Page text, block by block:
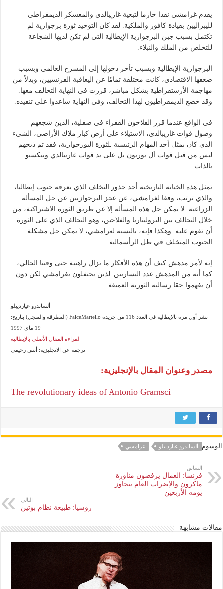
يقدم غرامشي نقدا حازما لتبعية غاريبالدي والمعسكر الديمقراطي
لليبراليين بقيادة كافور والملكية. لقد كان التوحيد ثورة برجوازية لم
تكتمل بسبب جبن البرجوازية الإيطالية التي لم تكن لديها الشجاعة
للتخلص من الملك والنبلاء.
البرجوازية الإيطالية وبسبب تأخر دخولها إلى المسرح العالمي وبسبب
ضعفها الاقتصادي، كانت مختلفة تمامًا عن اليعاقبة الفرنسيين، وبدلاً من
مهاجمة الأرستقراطية بشكل مباشر، قررت في النهاية التحالف معها.
وقد خضع الديمقراطيون لهذا التحالف، وفي النهاية ساعدوا على تنفيذه.
في الواقع عندما قرر الفلاحون الفقراء في صقلية، الذين شجعهم
وصول قوات غاريبالدي، الاستيلاء على أرض كبار ملاك الأراضي، الشيء
الذي كان يمثل أحد المهام الرئيسية للثورة البورجوازية، فقد تم ذبحهم
ليس من قبل قوات آل بوربون بل على يد قوات غاريبالدي وبيكسيو
بالذات.
تمثل هذه الخيانة التاريخية أحد جذور التخلف الذي يعرفه جنوب إيطاليا،
والذي ترتب، وفقا لغرامشي، عن عجز البرجوازيين عن حل المسألة
الزراعية. لا يمكن حل هذه المسألة إلا عن طريق الثورة الاشتراكية، من
خلال التحالف بين البروليتاريا والفلاحين، وهو التحالف الذي على الثورة
أن تقوم عليه. وهكذا فإنه، بالنسبة لغرامشي، لا يمكن حل مشكلة
الجنوب المتخلف في ظل الرأسمالية.
إنه لأمر مدهش كيف أن هذه الأفكار ما تزال راهنية حتى وقتنا الحالي،
كما أنه من المدهش عدد اليساريين الذين يحتفلون بغرامشي لكن دون
أن يفهموا حقا رسالته الثورية العميقة.
ألساندرو غياردييلو
نشر أول مرة بالإيطالية في العدد 116 من جريدة FalceMartello (المطرقة والمنجل) بتاريخ:
19 ماي 1997
لقراءة المقال الأصلي بالإيطالية
ترجمه عن الانجليزية: أنس رحيمي
مصدر وعنوان المقال بالإنجليزية:
The revolutionary ideas of Antonio Gramsci
الوسوم ألساندرو غياردييلو غرامشي
السابق
فرنسا: العمال يرفضون مناورة
ماكرون والإضراب العام يتجاوز
يومه الأربعين
التالي
روسيا: طبيعة نظام بوتين
مقالات مشابهة